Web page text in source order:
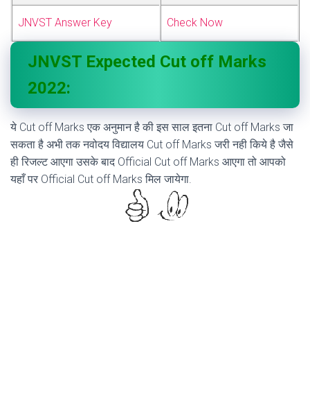
JNVST Answer Key Check Now
JNVST Expected Cut off Marks
2022:
ये Cut off Marks एक अनुमान है की इस साल इतना Cut off Marks जा
सकता है अभी तक नवोदय विद्यालय Cut off Marks जरी नही किये है जैसे
ही रिजल्ट आएगा उसके बाद Official Cut off Marks आएगा तो आपको
यहाँ पर Official Cut off Marks मिल जायेगा.